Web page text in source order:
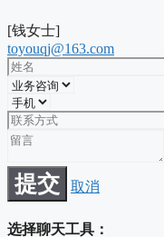
[钱女士]
toyouqj@163.com
提交 取消
选择聊天工具：